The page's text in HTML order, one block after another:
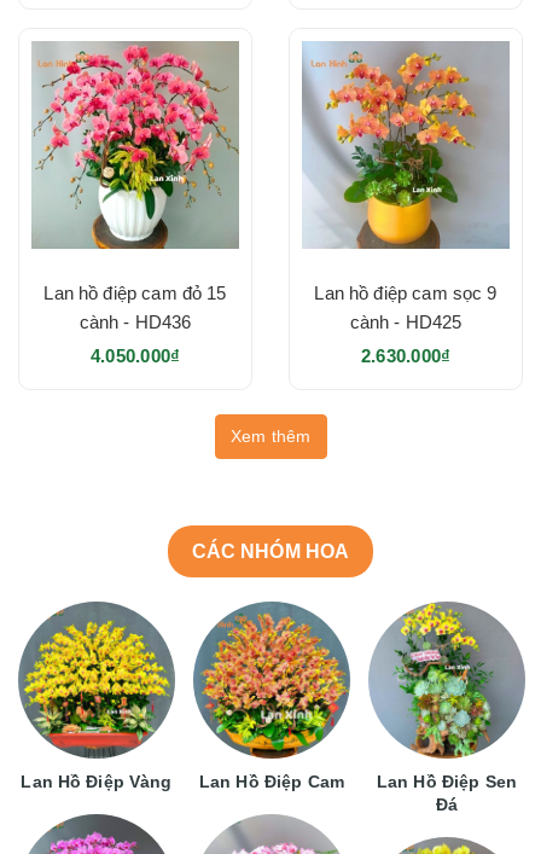
Lan hồ điệp cam đỏ 15
cành - HD436
4.050.000₫
Lan hồ điệp cam sọc 9
cành - HD425
2.630.000₫
Xem thêm
CÁC NHÓM HOA
Lan Hồ Điệp Vàng Lan Hồ Điệp Cam
Lan Hồ Điệp Sen
Đá